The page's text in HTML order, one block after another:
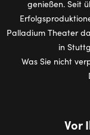
genießen. Seit
Palladium Theater
in
Was Sie nicht
Vor